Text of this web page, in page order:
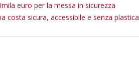
euro per la messa in sicurezza
costa sicura, accessibile e senza plastica